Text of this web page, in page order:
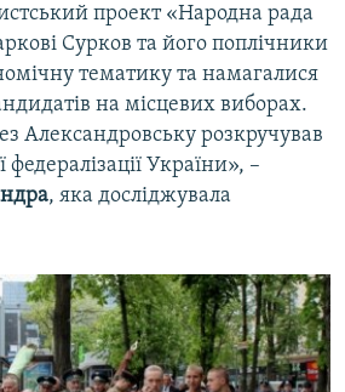
проект «Народна рада
Сурков та його поплічники
тематику та намагалися
на місцевих виборах.
Александровську розкручував
федералізації України», –
, яка досліджувала